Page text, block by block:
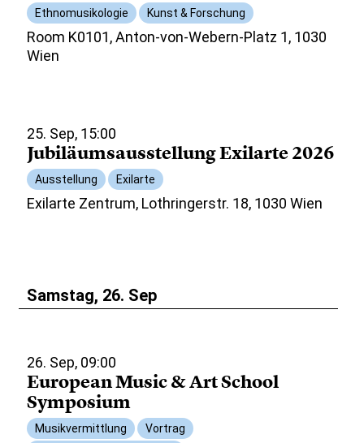
Ethnomusikologie Kunst & Forschung
Room K0101, Anton-von-Webern-Platz 1, 1030
Wien
25. Sep, 15:00
Jubiläumsausstellung Exilarte 2026
Ausstellung Exilarte
Exilarte Zentrum, Lothringerstr. 18, 1030 Wien
Samstag, 26. Sep
26. Sep, 09:00
European Music & Art School
Symposium
Musikvermittlung
Vortrag